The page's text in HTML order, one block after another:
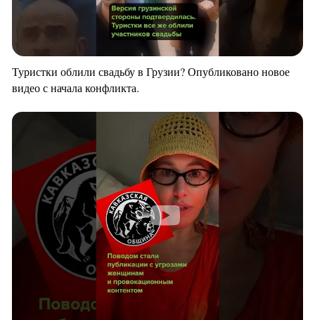
Туристки облили свадьбу в Грузии? Опубликовано новое
видео с начала конфликта.